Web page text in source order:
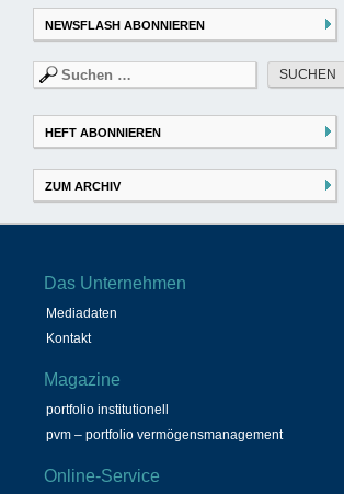
NEWSFLASH ABONNIEREN
Suchen
nach:
HEFT ABONNIEREN
ZUM ARCHIV
Das Unternehmen
Mediadaten
Kontakt
Magazine
portfolio institutionell
pvm – portfolio vermögensmanagement
Online-Service